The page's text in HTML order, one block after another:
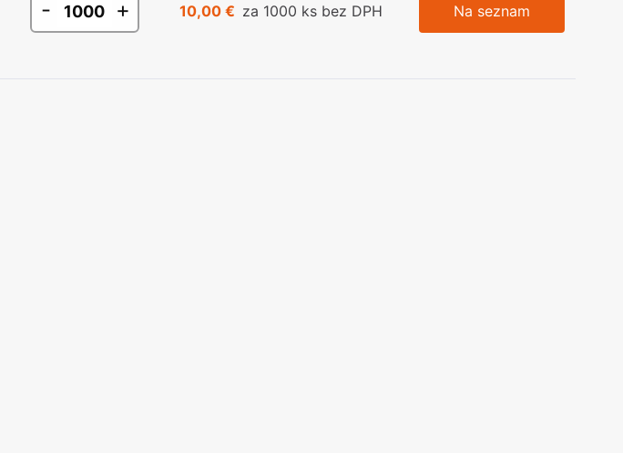
- + 10,00 € za 1000 ks bez DPH Na seznam